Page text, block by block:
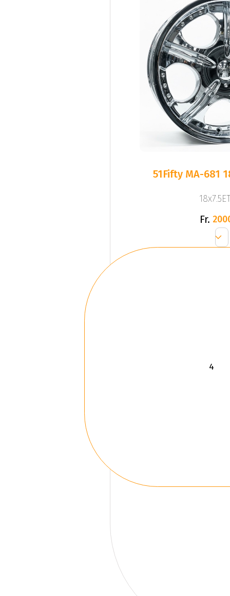
51Fifty MA-681
Fr.